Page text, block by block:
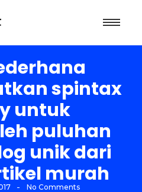
spintax
untuk
puluhan
unik dari
murah
- No Comments